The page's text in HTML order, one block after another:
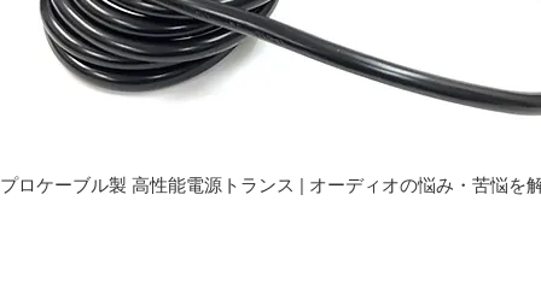
プロケーブル製 高性能電源トランス | オーディオの悩み・苦悩を